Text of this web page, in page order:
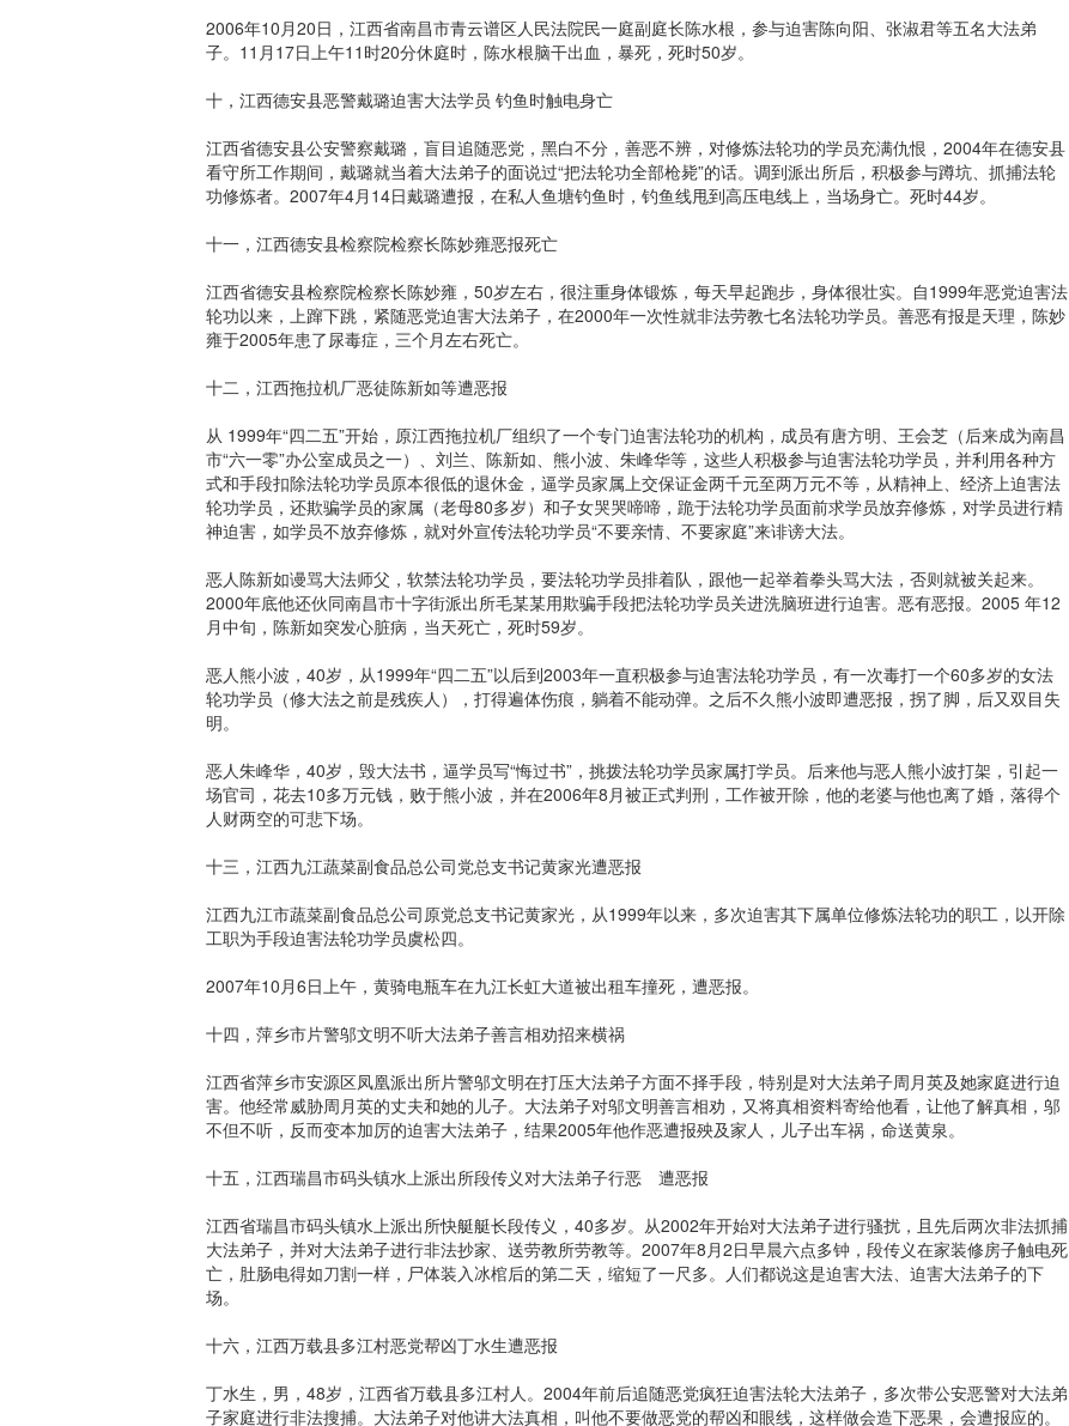
2006年10月20日，江西省南昌市青云谱区人民法院民一庭副庭长陈水根，参与迫害陈向阳、张淑君等五名大法弟
子。11月17日上午11时20分休庭时，陈水根脑干出血，暴死，死时50岁。
十，江西德安县恶警戴璐迫害大法学员 钓鱼时触电身亡
江西省德安县公安警察戴璐，盲目追随恶党，黑白不分，善恶不辨，对修炼法轮功的学员充满仇恨，2004年在德安县
看守所工作期间，戴璐就当着大法弟子的面说过“把法轮功全部枪毙”的话。调到派出所后，积极参与蹲坑、抓捕法轮
功修炼者。2007年4月14日戴璐遭报，在私人鱼塘钓鱼时，钓鱼线甩到高压电线上，当场身亡。死时44岁。
十一，江西德安县检察院检察长陈妙雍恶报死亡
江西省德安县检察院检察长陈妙雍，50岁左右，很注重身体锻炼，每天早起跑步，身体很壮实。自1999年恶党迫害法
轮功以来，上蹿下跳，紧随恶党迫害大法弟子，在2000年一次性就非法劳教七名法轮功学员。善恶有报是天理，陈妙
雍于2005年患了尿毒症，三个月左右死亡。
十二，江西拖拉机厂恶徒陈新如等遭恶报
从 1999年“四二五”开始，原江西拖拉机厂组织了一个专门迫害法轮功的机构，成员有唐方明、王会芝（后来成为南昌
市“六一零”办公室成员之一）、刘兰、陈新如、熊小波、朱峰华等，这些人积极参与迫害法轮功学员，并利用各种方
式和手段扣除法轮功学员原本很低的退休金，逼学员家属上交保证金两千元至两万元不等，从精神上、经济上迫害法
轮功学员，还欺骗学员的家属（老母80多岁）和子女哭哭啼啼，跪于法轮功学员面前求学员放弃修炼，对学员进行精
神迫害，如学员不放弃修炼，就对外宣传法轮功学员“不要亲情、不要家庭”来诽谤大法。
恶人陈新如谩骂大法师父，软禁法轮功学员，要法轮功学员排着队，跟他一起举着拳头骂大法，否则就被关起来。
2000年底他还伙同南昌市十字街派出所毛某某用欺骗手段把法轮功学员关进洗脑班进行迫害。恶有恶报。2005 年12
月中旬，陈新如突发心脏病，当天死亡，死时59岁。
恶人熊小波，40岁，从1999年“四二五”以后到2003年一直积极参与迫害法轮功学员，有一次毒打一个60多岁的女法
轮功学员（修大法之前是残疾人），打得遍体伤痕，躺着不能动弹。之后不久熊小波即遭恶报，拐了脚，后又双目失
明。
恶人朱峰华，40岁，毁大法书，逼学员写“悔过书”，挑拨法轮功学员家属打学员。后来他与恶人熊小波打架，引起一
场官司，花去10多万元钱，败于熊小波，并在2006年8月被正式判刑，工作被开除，他的老婆与他也离了婚，落得个
人财两空的可悲下场。
十三，江西九江蔬菜副食品总公司党总支书记黄家光遭恶报
江西九江市蔬菜副食品总公司原党总支书记黄家光，从1999年以来，多次迫害其下属单位修炼法轮功的职工，以开除
工职为手段迫害法轮功学员虞松四。
2007年10月6日上午，黄骑电瓶车在九江长虹大道被出租车撞死，遭恶报。
十四，萍乡市片警邬文明不听大法弟子善言相劝招来横祸
江西省萍乡市安源区凤凰派出所片警邬文明在打压大法弟子方面不择手段，特别是对大法弟子周月英及她家庭进行迫
害。他经常威胁周月英的丈夫和她的儿子。大法弟子对邬文明善言相劝，又将真相资料寄给他看，让他了解真相，邬
不但不听，反而变本加厉的迫害大法弟子，结果2005年他作恶遭报殃及家人，儿子出车祸，命送黄泉。
十五，江西瑞昌市码头镇水上派出所段传义对大法弟子行恶 遭恶报
江西省瑞昌市码头镇水上派出所快艇艇长段传义，40多岁。从2002年开始对大法弟子进行骚扰，且先后两次非法抓捕
大法弟子，并对大法弟子进行非法抄家、送劳教所劳教等。2007年8月2日早晨六点多钟，段传义在家装修房子触电死
亡，肚肠电得如刀割一样，尸体装入冰棺后的第二天，缩短了一尺多。人们都说这是迫害大法、迫害大法弟子的下
场。
十六，江西万载县多江村恶党帮凶丁水生遭恶报
丁水生，男，48岁，江西省万载县多江村人。2004年前后追随恶党疯狂迫害法轮大法弟子，多次带公安恶警对大法弟
子家庭进行非法搜捕。大法弟子对他讲大法真相，叫他不要做恶党的帮凶和眼线，这样做会造下恶果，会遭报应的。